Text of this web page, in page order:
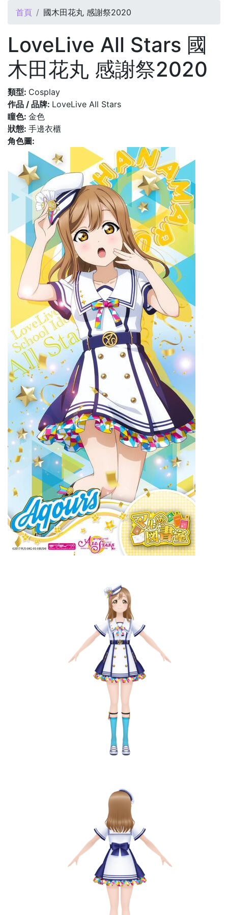
您在這裡
首頁 國木田花丸 感謝祭2020
LoveLive All Stars 國
木田花丸 感謝祭2020
類型: Cosplay
作品 / 品牌: LoveLive All Stars
瞳色: 金色
狀態: 手邊衣櫃
角色圖: